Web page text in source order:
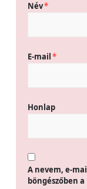
Név*
E-mail*
Honlap
A nevem, e-
böngészőben